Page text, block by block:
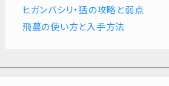
ヒガンバシリ・猛の攻略と弱点
飛蔓の使い方と入手方法